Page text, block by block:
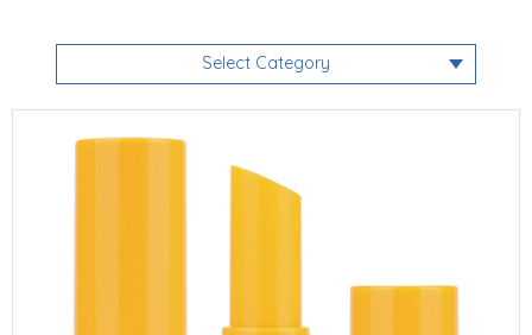
Select Category